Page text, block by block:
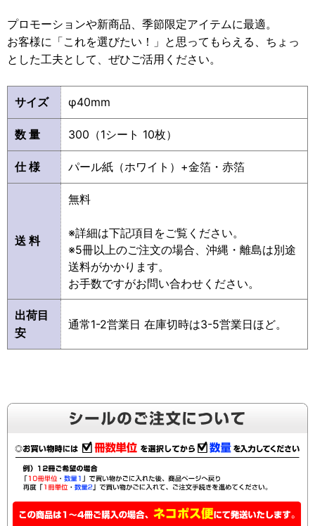
プロモーションや新商品、季節限定アイテムに最適。
お客様に「これを選びたい！」と思ってもらえる、ちょっ
とした工夫として、ぜひご活用ください。
サイズ φ40mm
数 量 300（1シート 10枚）
仕 様 パール紙（ホワイト）+金箔・赤箔
送 料
無料
※詳細は下記項目をご覧ください。
※5冊以上のご注文の場合、沖縄・離島は別途
送料がかかります。
お手数ですがお問い合わせください。
出荷目
安
通常1-2営業日 在庫切時は3-5営業日ほど。